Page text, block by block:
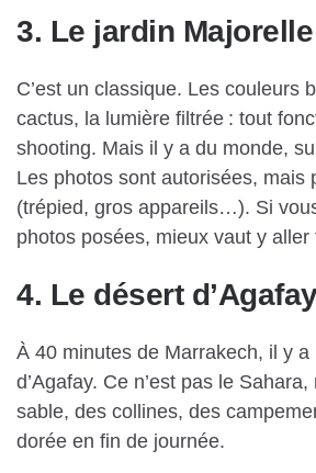
3. Le jardin Majorelle
C’est un classique. Les couleurs
cactus, la lumière filtrée : tout
shooting. Mais il y a du monde,
Les photos sont autorisées, mais
(trépied, gros appareils…). Si
photos posées, mieux vaut y aller
4. Le désert
À 40 minutes de Marrakech, il y a
d’Agafay. Ce n’est pas le
sable, des collines, des
dorée en fin de journée.